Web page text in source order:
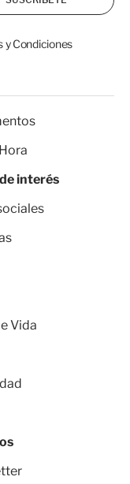
y Condiciones
interés
Vida